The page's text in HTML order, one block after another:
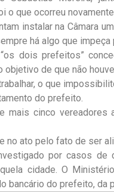
o que ocorreu
instalar na Câmara
há algo que impeça
dois prefeitos”
de que não
o que
do prefeito.
mais cinco
ato pelo fato de ser
por casos de
cidade. O
do prefeito, da